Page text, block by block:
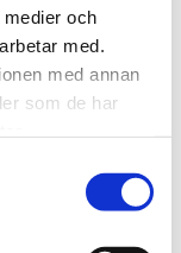
och
med.
med annan
som de har